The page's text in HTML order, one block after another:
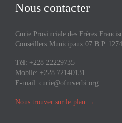
Nous contacter
Curie Provinciale des Frères
Conseillers Municipaux 07 B.P.
Tél: +228 22229735
Mobile: +228 72140131
E-mail: curie@ofmverbi.org
Nous trouver sur le plan →